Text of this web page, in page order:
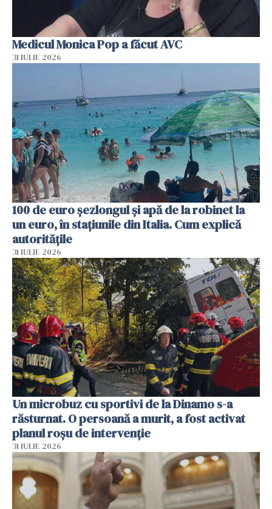
Medicul Monica Pop a făcut AVC
31 IULIE 2026
100 de euro șezlongul și apă de la robinet la
un euro, în stațiunile din Italia. Cum explică
autoritățile
31 IULIE 2026
Un microbuz cu sportivi de la Dinamo s-a
răsturnat. O persoană a murit, a fost activat
planul roșu de intervenție
31 IULIE 2026